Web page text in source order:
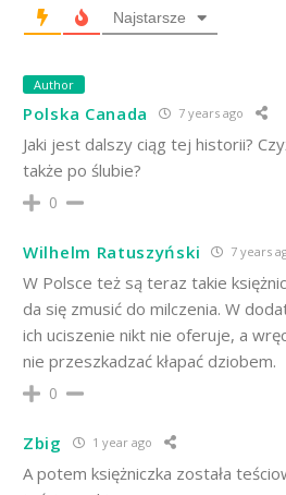
Najstarsze
Author
Polska Canada 7 years ago
Jaki jest dalszy ciąg tej historii?
także po ślubie?
0
Wilhelm Ratuszyński 7 years
W Polsce też są teraz takie
da się zmusić do milczenia. W
ich uciszenie nikt nie oferuje, a
nie przeszkadzać kłapać dziobem.
0
Zbig 1 year ago
A potem księżniczka została